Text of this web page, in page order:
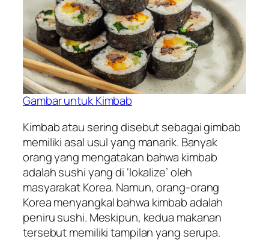
Gambar untuk Kimbab
Kimbab atau sering disebut sebagai gimbab
memiliki asal usul yang manarik. Banyak
orang yang mengatakan bahwa kimbab
adalah sushi yang di ‘lokalize’ oleh
masyarakat Korea. Namun, orang-orang
Korea menyangkal bahwa kimbab adalah
peniru sushi. Meskipun, kedua makanan
tersebut memiliki tampilan yang serupa.